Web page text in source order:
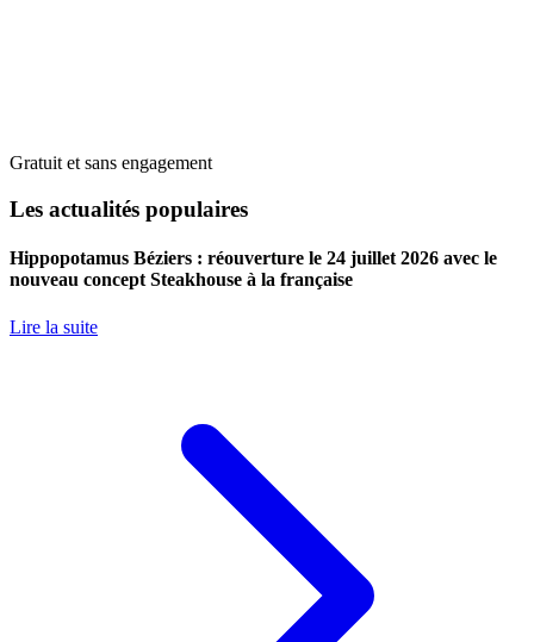
Gratuit et sans engagement
Les actualités populaires
Hippopotamus Béziers : réouverture le 24 juillet 2026 avec le
nouveau concept Steakhouse à la française
Lire la suite